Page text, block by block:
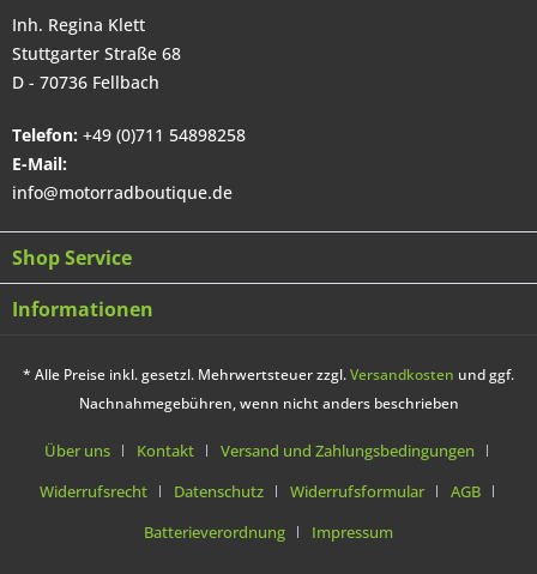
Inh. Regina Klett
Stuttgarter Straße 68
D - 70736 Fellbach
Telefon: +49 (0)711 54898258
E-Mail:
info@motorradboutique.de
Shop Service
Informationen
* Alle Preise inkl. gesetzl. Mehrwertsteuer zzgl.Versandkosten und ggf.
Nachnahmegebühren, wenn nicht anders beschrieben
Über uns Kontakt
Versand und Zahlungsbedingungen
Widerrufsrecht
Datenschutz Widerrufsformular
AGB
Batterieverordnung
Impressum